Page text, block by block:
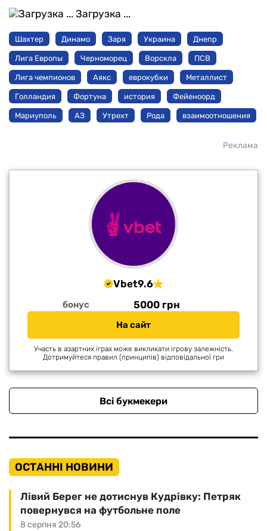
Загрузка ...
Шахтер Динамо Заря Украина Днепр
Лига Европы Черноморец Ворскла ПСВ
Лига чемпионов Аякс еврокубки Металлист
Голландия Фортуна история Фейеноорд
Мариуполь АЗ Утрехт Рода взаимоотношения
Реклама
Vbet9.6
бонус 5000 грн
На сайт
Участь в азартних іграх може викликати ігрову залежність.
Дотримуйтеся правил (принципів) відповідальної гри
Всі букмекери
ОСТАННІ НОВИНИ
8 серпня 20:56
Лівий Берег не дотиснув Кудрівку: Петряк
повернувся на футбольне поле